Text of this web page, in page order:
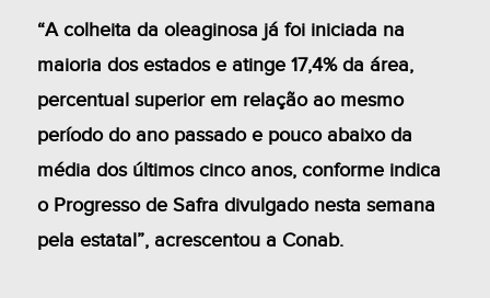
“A colheita da oleaginosa já foi iniciada na
maioria dos estados e atinge 17,4% da área,
percentual superior em relação ao mesmo
período do ano passado e pouco abaixo da
média dos últimos cinco anos, conforme indica
o Progresso de Safra divulgado nesta semana
pela estatal”, acrescentou a Conab.